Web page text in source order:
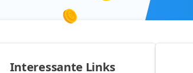
Interessante Links